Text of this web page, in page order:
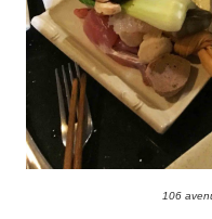
106